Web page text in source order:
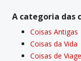
A categoria das
Coisas Antigas
Coisas da Vida
Coisas de